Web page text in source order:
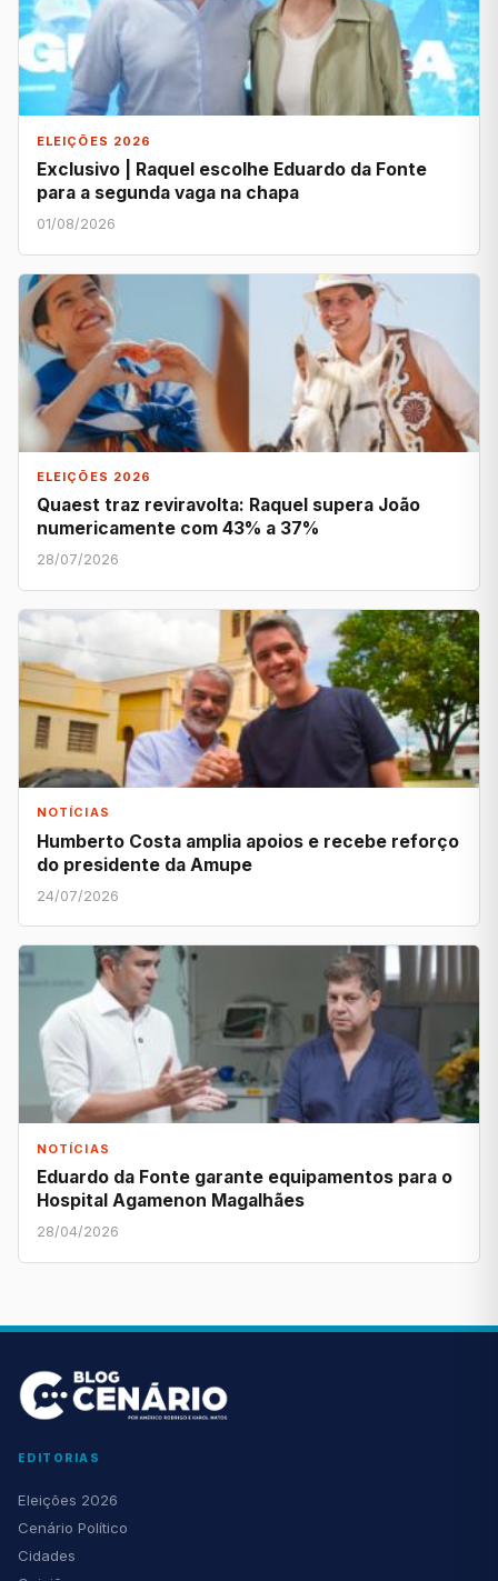
ELEIÇÕES 2026
Exclusivo | Raquel escolhe Eduardo da Fonte
para a segunda vaga na chapa
01/08/2026
ELEIÇÕES 2026
Quaest traz reviravolta: Raquel supera João
numericamente com 43% a 37%
28/07/2026
NOTÍCIAS
Humberto Costa amplia apoios e recebe reforço
do presidente da Amupe
24/07/2026
NOTÍCIAS
Eduardo da Fonte garante equipamentos para o
Hospital Agamenon Magalhães
28/04/2026
EDITORIAS
Eleições 2026
Cenário Político
Cidades